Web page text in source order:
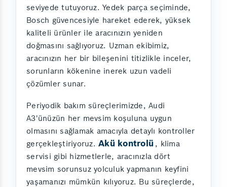
seviyede tutuyoruz. Yedek parça seçiminde,
Bosch güvencesiyle hareket ederek, yüksek
kaliteli ürünler ile aracınızın yeniden
doğmasını sağlıyoruz. Uzman ekibimiz,
aracınızın her bir bileşenini titizlikle inceler,
sorunların kökenine inerek uzun vadeli
çözümler sunar.
Periyodik bakım süreçlerimizde, Audi
A3'ünüzün her mevsim koşuluna uygun
olmasını sağlamak amacıyla detaylı kontroller
gerçekleştiriyoruz. Akü kontrolü , klima
servisi gibi hizmetlerle, aracınızla dört
mevsim sorunsuz yolculuk yapmanın keyfini
yaşamanızı mümkün kılıyoruz. Bu süreçlerde,